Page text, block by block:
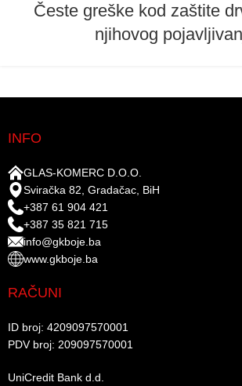
Česte greške kod zaštite
njihovog
INFO
GLAS-KOMERC D.O.O.
Sviračka 82, Gradačac, BiH
+387 61 904 421
+387 35 821 715
info@gkboje.ba
www.gkboje.ba
RAČUNI
ID broj: 4209097570001​
PDV broj: 209097570001 ​
UniCredit Bank d.d.​